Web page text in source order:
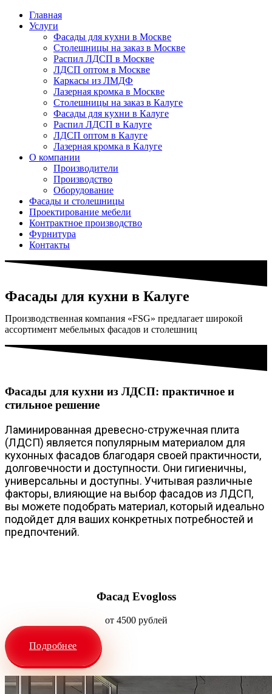
Главная
Услуги
Фасады для кухни в Москве
Столешницы на заказ в Москве
Распил ЛДСП в Москве
ЛДСП оптом в Москве
Каркасы из ЛМДФ
Лазерная кромка в Москве
Столешницы на заказ в Калуге
Фасады для кухни в Калуге
Распил ЛДСП в Калуге
ЛДСП оптом в Калуге
Лазерная кромка в Калуге
О компании
Производители
Производство
Оборудование
Фасады и столешницы
Проектирование мебели
Контрактное производство
Фурнитура
Контакты
Фасады для кухни в Калуге
Производственная компания «FSG» предлагает широкой
ассортимент мебельных фасадов и столешниц
Фасады для кухни из ЛДСП: практичное и
стильное решение
Ламинированная древесно-стружечная плита
(ЛДСП) является популярным материалом для
кухонных фасадов благодаря своей практичности,
долговечности и доступности. Они гигиеничны,
универсальны и доступны. Учитывая различные
факторы, влияющие на выбор фасадов из ЛДСП,
вы можете подобрать материал, который идеально
подойдет для ваших конкретных потребностей и
предпочтений.
Фасад Evogloss
от 4500 рублей
Подробнее